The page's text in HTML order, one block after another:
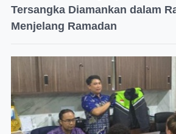
Tersangka Diamankan dalam
Menjelang Ramadan